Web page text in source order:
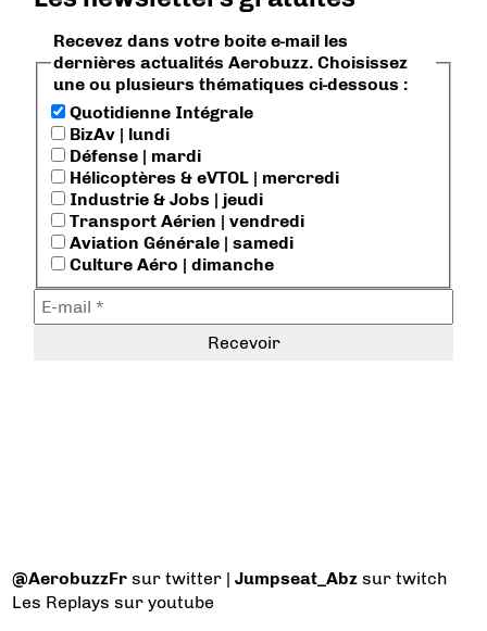
Recevez dans votre boite e-mail les
dernières actualités Aerobuzz. Choisissez
une ou plusieurs thématiques ci-dessous :
Quotidienne Intégrale
BizAv | lundi
Défense | mardi
Hélicoptères & eVTOL | mercredi
Industrie & Jobs | jeudi
Transport Aérien | vendredi
Aviation Générale | samedi
Culture Aéro | dimanche
@AerobuzzFr sur twitter |Jumpseat_Abz sur twitch
Les Replays sur youtube